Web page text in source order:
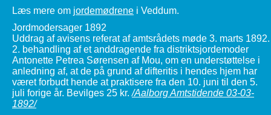
Læs mere om jordemødrene i Veddum.
Jordmodersager 1892
Uddrag af avisens referat af amtsrådets møde 3. marts 1892.
2. behandling af et anddragende fra distriktsjordemoder
Antonette Petrea Sørensen af Mou, om en understøttelse i
anledning af, at de på grund af difteritis i hendes hjem har
været forbudt hende at praktisere fra den 10. juni til den 5.
juli forige år. Bevilges 25 kr./Aalborg Amtstidende 03-03-
1892/